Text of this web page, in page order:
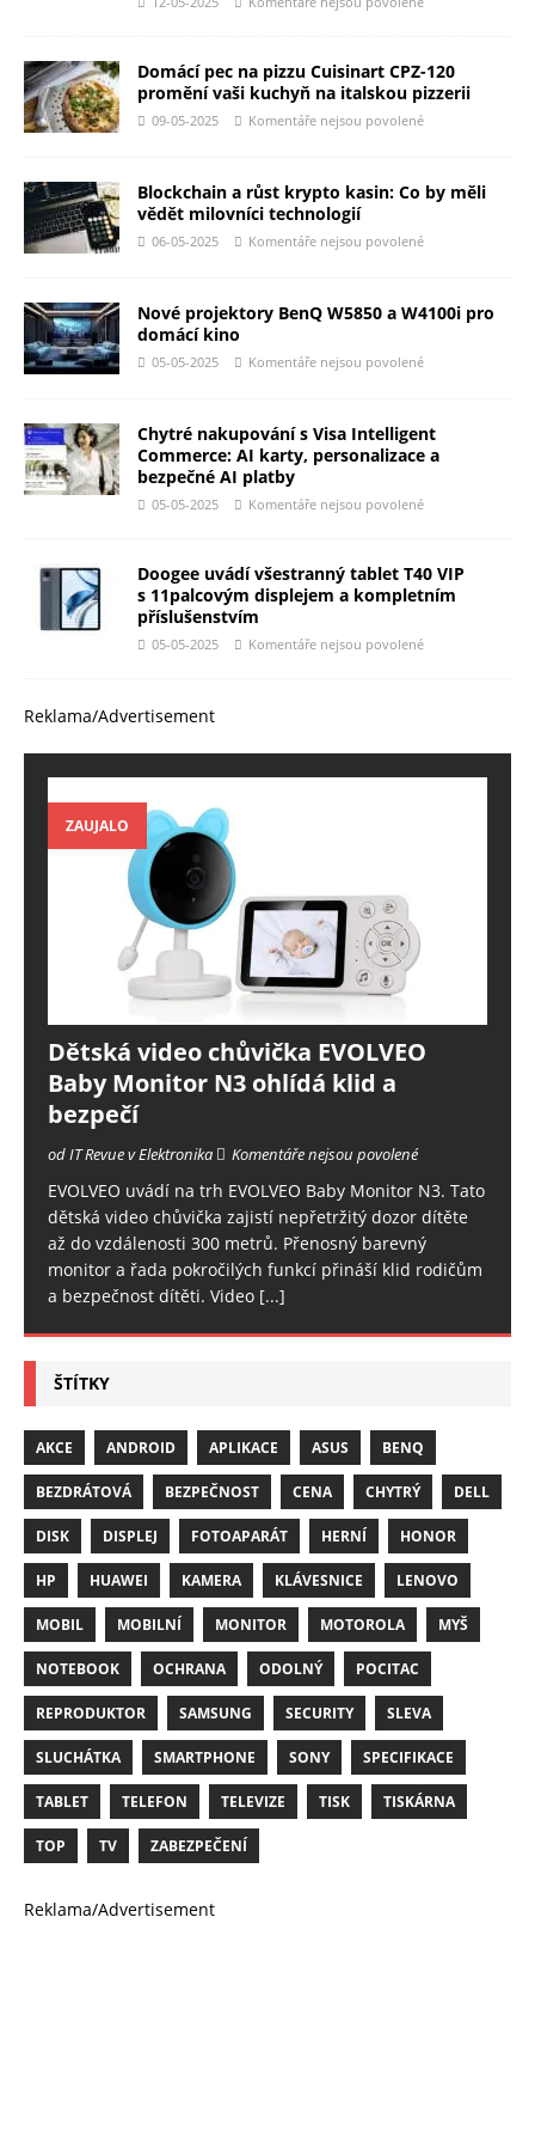
Domácí pec na pizzu Cuisinart CPZ-120
promění vaši kuchyň na italskou pizzerii
09-05-2025 Komentáře nejsou povolené
Blockchain a růst krypto kasin: Co by měli
vědět milovníci technologií
06-05-2025 Komentáře nejsou povolené
Nové projektory BenQ W5850 a W4100i pro
domácí kino
05-05-2025 Komentáře nejsou povolené
Chytré nakupování s Visa Intelligent
Commerce: AI karty, personalizace a
bezpečné AI platby
05-05-2025 Komentáře nejsou povolené
Doogee uvádí všestranný tablet T40 VIP
s 11palcovým displejem a kompletním
příslušenstvím
05-05-2025 Komentáře nejsou povolené
Reklama/Advertisement
ZAUJALO
Dětská video chůvička EVOLVEO
Baby Monitor N3 ohlídá klid a
bezpečí
od IT Revue v Elektronika Komentáře nejsou povolené
EVOLVEO uvádí na trh EVOLVEO Baby Monitor N3. Tato
dětská video chůvička zajistí nepřetržitý dozor dítěte
až do vzdálenosti 300 metrů. Přenosný barevný
monitor a řada pokročilých funkcí přináší klid rodičům
a bezpečnost dítěti. Video [...]
ŠTÍTKY
AKCE ANDROID APLIKACE ASUS BENQ
BEZDRÁTOVÁ BEZPEČNOST CENA CHYTRÝ DELL
DISK DISPLEJ FOTOAPARÁT HERNÍ HONOR
HP HUAWEI KAMERA KLÁVESNICE LENOVO
MOBIL MOBILNÍ MONITOR MOTOROLA MYŠ
NOTEBOOK OCHRANA ODOLNÝ POCITAC
REPRODUKTOR SAMSUNG SECURITY SLEVA
SLUCHÁTKA SMARTPHONE SONY SPECIFIKACE
TABLET TELEFON TELEVIZE TISK TISKÁRNA
TOP TV ZABEZPEČENÍ
Reklama/Advertisement